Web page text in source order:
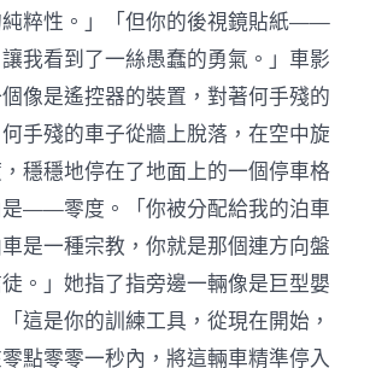
純粹性。」「但你的後視鏡貼紙——
讓我看到了一絲愚蠢的勇氣。」車影
像是遙控器的裝置，對著何手殘的
手殘的車子從牆上脫落，在空中旋
穩穩地停在了地面上的一個停車格
是——零度。「你被分配給我的泊車
是一種宗教，你就是那個連方向盤
。」她指了指旁邊一輛像是巨型嬰
這是你的訓練工具，從現在開始，
點零零一秒內，將這輛車精準停入